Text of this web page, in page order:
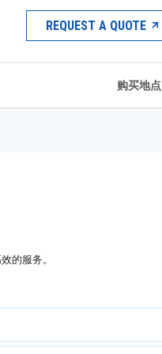
REQUEST A QUOTE
购买地点
的服务。